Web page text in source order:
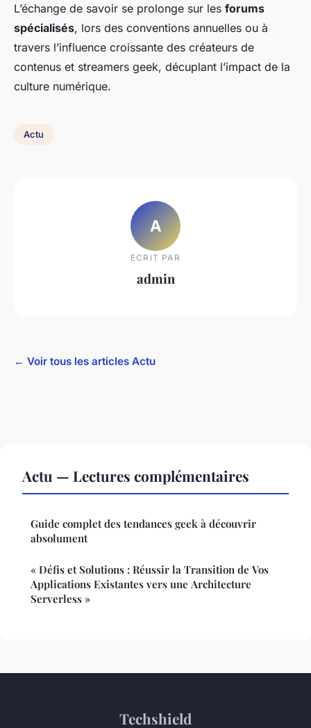
L’échange de savoir se prolonge sur les forums
spécialisés, lors des conventions annuelles ou à
travers l’influence croissante des créateurs de
contenus et streamers geek, décuplant l’impact de la
culture numérique.
Actu
A
ECRIT PAR
admin
← Voir tous les articles Actu
Actu — Lectures complémentaires
Guide complet des tendances geek à découvrir
absolument
« Défis et Solutions : Réussir la Transition de Vos
Applications Existantes vers une Architecture
Serverless »
Techshield